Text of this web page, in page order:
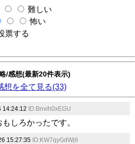
難しい
怖い
票する
/感想(最新20件表示)
想を全て見る(33)
14:24:12 ID:Bnvih0xEGU
しろかったです。
15:27:35 ID:KW7qyGdWj6